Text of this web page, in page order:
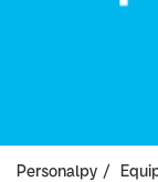
Personalpy